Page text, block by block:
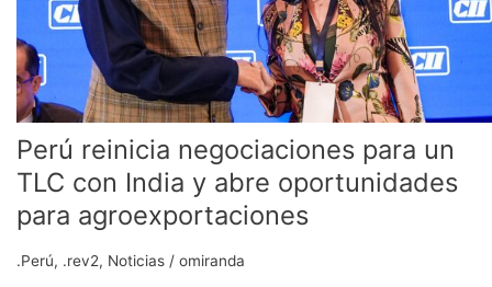
Perú reinicia negociaciones para un
TLC con India y abre oportunidades
para agroexportaciones
.Perú, .rev2, Noticias / omiranda
India
y
abre
oportunidades
para
agroexportaciones